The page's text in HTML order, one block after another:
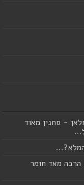
- סחנין מאוד
הרבה מאד חומר